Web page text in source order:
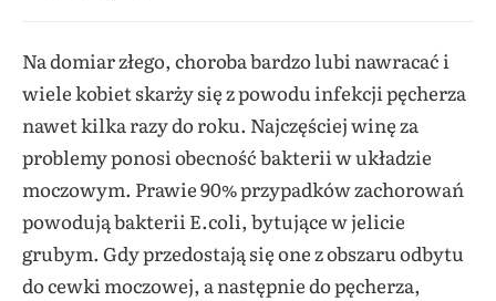
Na domiar złego, choroba bardzo lubi nawracać i
wiele kobiet skarży się z powodu infekcji pęcherza
nawet kilka razy do roku. Najczęściej winę za
problemy ponosi obecność bakterii w układzie
moczowym. Prawie 90% przypadków zachorowań
powodują bakterii E.coli, bytujące w jelicie
grubym. Gdy przedostają się one z obszaru odbytu
do cewki moczowej, a następnie do pęcherza,